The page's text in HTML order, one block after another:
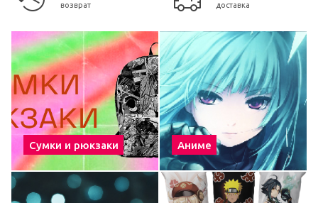
возврат
доставка
Сумки и рюкзаки Аниме